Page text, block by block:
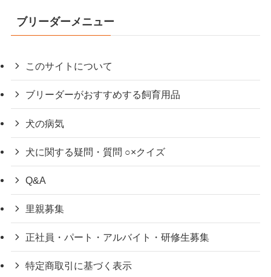
ブリーダーメニュー
このサイトについて
ブリーダーがおすすめする飼育用品
犬の病気
犬に関する疑問・質問 ○×クイズ
Q&A
里親募集
正社員・パート・アルバイト・研修生募集
特定商取引に基づく表示